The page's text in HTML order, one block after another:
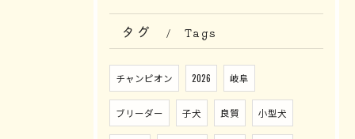
タグ Tags
チャンピオン 2026 岐阜
ブリーダー 子犬 良質 小型犬